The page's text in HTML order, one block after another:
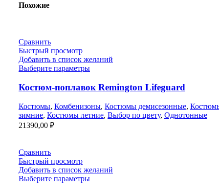
Похожие
Сравнить
Быстрый просмотр
Добавить в список желаний
Выберите параметры
Костюм-поплавок Remington Lifeguard
Костюмы, Комбенизоны, Костюмы демисезонные,
зимние, Костюмы летние, Выбор по цвету, Однотонные
21390,00 ₽
Сравнить
Быстрый просмотр
Добавить в список желаний
Выберите параметры